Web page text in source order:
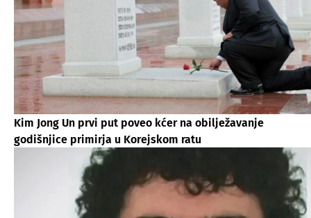
Kim Jong Un prvi put poveo kćer na obilježavanje
godišnjice primirja u Korejskom ratu